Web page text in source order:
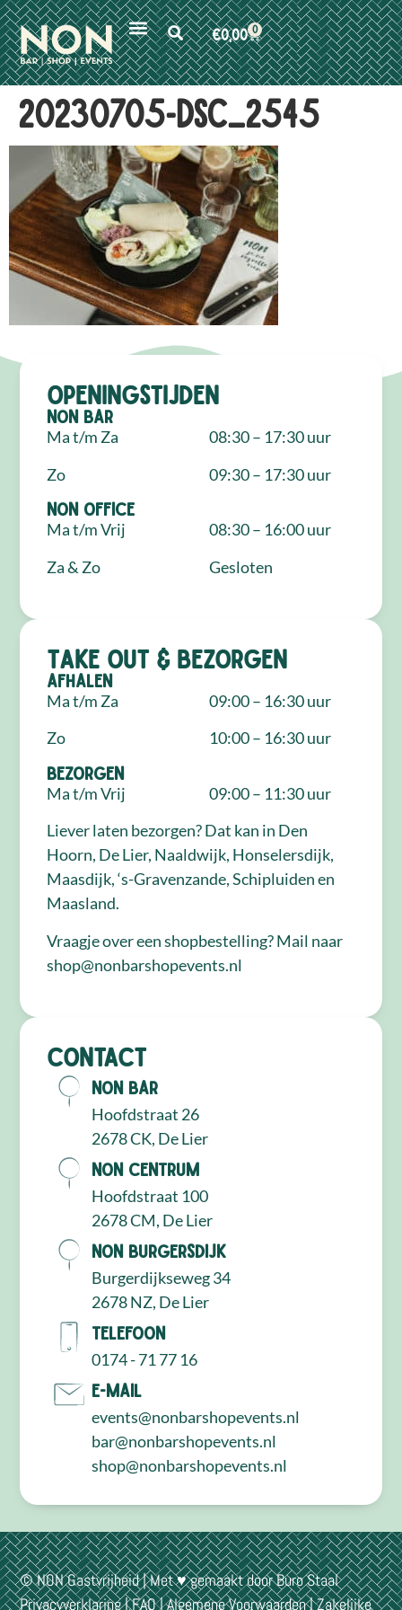
€0,00 0
20230705-DSC_2545
Openingstijden
NON Bar
Ma t/m Za
Zo
08:30 – 17:30 uur
09:30 – 17:30 uur
NON Office
Ma t/m Vrij
Za & Zo
08:30 – 16:00 uur
Gesloten
Take out & bezorgen
Afhalen
Ma t/m Za
Zo
09:00 – 16:30 uur
10:00 – 16:30 uur
Bezorgen
Ma t/m Vrij
09:00 – 11:30 uur
Liever laten bezorgen? Dat kan in Den
Hoorn, De Lier, Naaldwijk, Honselersdijk,
Maasdijk, ‘s-Gravenzande, Schipluiden en
Maasland.
Vraagje over een shopbestelling? Mail naar
shop@nonbarshopevents.nl
Contact
NON Bar
Hoofdstraat 26
2678 CK, De Lier
NON Centrum
Hoofdstraat 100
2678 CM, De Lier
NON Burgersdijk
Burgerdijkseweg 34
2678 NZ, De Lier
Telefoon
0174 - 71 77 16
E-mail
events@nonbarshopevents.nl
bar@nonbarshopevents.nl
shop@nonbarshopevents.nl
© NON Gastvrijheid | Met ♥ gemaakt doorBuro Staal
Privacyverklaring|FAQ|Algemene Voorwaarden|Zakelijke